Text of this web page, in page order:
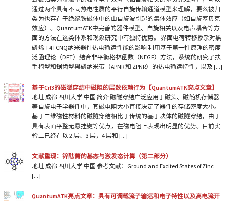
通过两个具有不同热电性质的平行自旋传输通道模型来理解，要么被归
类为也存在于绝缘铁磁体中的由自旋波引起的集体效应（如自旋塞贝克
效应）。QuantumATK中完善的器件模型、自旋相关以及电声耦合等方
面的方法在这类体系和现象研究中有独特优势。 界面电荷转移掺杂对黑
磷烯-F4TCNQ纳米器件热电输运性能的影响 利用基于第一性原理的密度
泛函理论（DFT）结合非平衡格林函数（NEGF）方法，系统的研究了扶
手椅型和锯齿型黑磷纳米带（APNR 和 ZPNR）的热电输运特性，以及 [...]
基于CrI3的磁隧穿结中磁阻的层数依赖行为【QuantumATK亮点文章】
地址 成都 四川大学 中国 简介 磁隧穿结广泛应用于磁头、磁随机存储器
等自旋电子学器件中，其磁电阻大小直接决定了器件的存储密度大小。
基于二维磁性材料的磁隧穿结相比于传统的基于块体的磁隧穿结，由于
具有表面平整无悬挂键等优点，在磁电阻上表现出明显的优势。目前实
验上已经在以 2 层、3 层，4 层和 [...]
文献重现：锌酞菁的基态与激发态计算（第二部分）
地址 成都 四川大学 中国 参考文献：Ground and Excited States of Zinc
[...]
QuantumATK亮点文章：具有可调载流子输运和电子特性以及高电流开